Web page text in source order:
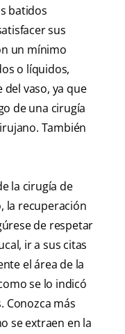
batidos
sus
un mínimo
o líquidos,
vaso, ya que
de una cirugía
También
la cirugía de
la recuperación
de respetar
ir a sus citas
el área de la
se lo indicó
Conozca más
se extraen en la